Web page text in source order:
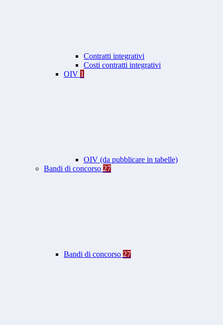
Contratti integrativi
Costi contratti integrativi
OIV 1
OIV (da pubblicare in tabelle)
Bandi di concorso 27
Bandi di concorso 27